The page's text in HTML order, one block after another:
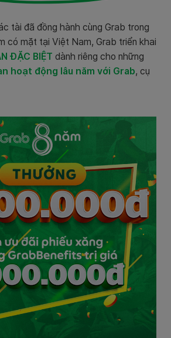
tài đã đồng hành cùng Grab trong
có mặt tại Việt Nam, Grab triển khai
ĐẶC BIỆT dành riêng cho những
hoạt động lâu năm với Grab, cụ